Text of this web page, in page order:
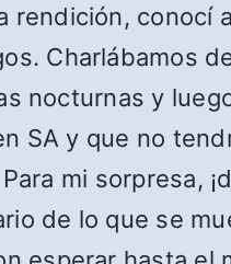
rendición, conocí
Charlábamos
nocturnas y
SA y que no
mi sorpresa,
de lo que se